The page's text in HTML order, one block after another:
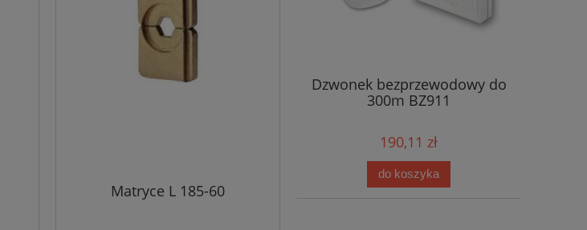
Matryce L 185-60
Dzwonek bezprzewodowy do
300m BZ911
190,11 zł
do koszyka